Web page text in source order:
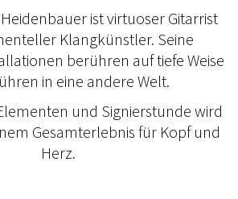
ist virtuoser Gitarrist
Klangkünstler. Seine
berühren auf tiefe Weise
in eine andere Welt.
und Signierstunde wird
Gesamterlebnis für Kopf und
Herz.